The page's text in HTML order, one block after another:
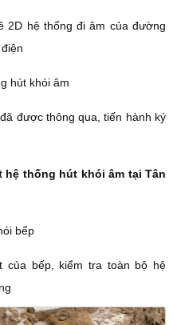
hệ thống đi âm của đường
hút khói âm
được thông qua, tiến hành ký
hệ thống hút khói âm tại Tân
bếp
của bếp, kiểm tra toàn bộ hệ